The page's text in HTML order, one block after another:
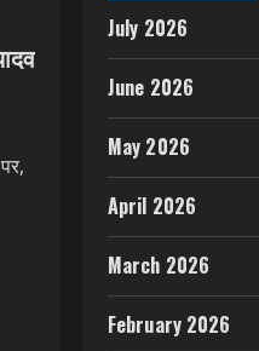
July 2026
June 2026
May 2026
April 2026
March 2026
February 2026